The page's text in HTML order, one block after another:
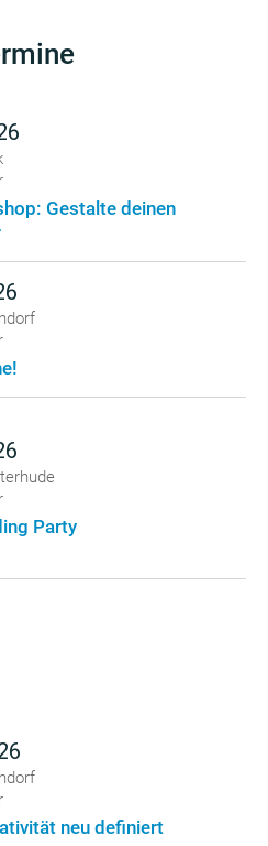
Gestalte deinen
Party
neu definiert